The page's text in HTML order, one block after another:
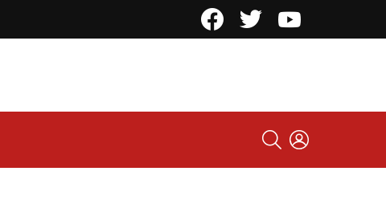
SEARCH